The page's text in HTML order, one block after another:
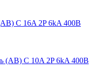
C 16A 2P 6kA 400В